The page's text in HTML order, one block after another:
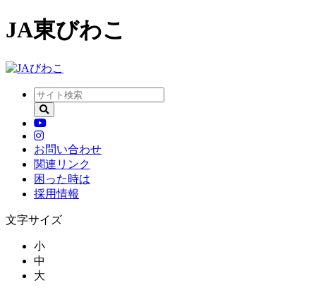
JA東びわこ
お問い合わせ
関連リンク
困った時は
採用情報
文字サイズ
小
中
大